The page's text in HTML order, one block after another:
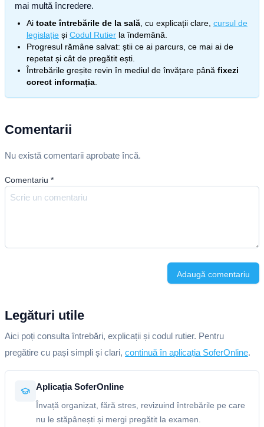
mai multă încredere.
Ai toate întrebările de la sală , cu explicații clare, cursul de
legislație și Codul Rutier la îndemână.
Progresul rămâne salvat: știi ce ai parcurs, ce mai ai de
repetat și cât de pregătit ești.
Întrebările greșite revin în mediul de învățare până fixezi
corect informația
Comentarii
Nu există comentarii aprobate încă.
Comentariu *
Adaugă comentariu
Legături utile
Aici poți consulta întrebări, explicații și codul rutier. Pentru
pregătire cu pași simpli și clari, continuă în aplicația SoferOnline.
Aplicația SoferOnline
Învață organizat, fără stres, revizuind întrebările pe care
nu le stăpânești și mergi pregătit la examen.